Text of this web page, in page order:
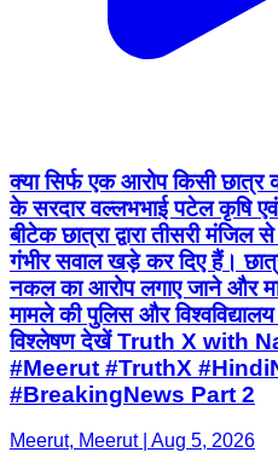
क्या सिर्फ एक आरोप किसी
के सरदार वल्लभभाई पटेल कृषि एवं
बीटेक छात्रा द्वारा तीसरी
गंभीर सवाल खड़े कर दिए हैं।
नकल का आरोप लगाए जाने और
मामले की पुलिस और
विश्लेषण देखें Truth X with
#Meerut #TruthX
#BreakingNews Part 2
Meerut, Meerut | Aug 5, 2026